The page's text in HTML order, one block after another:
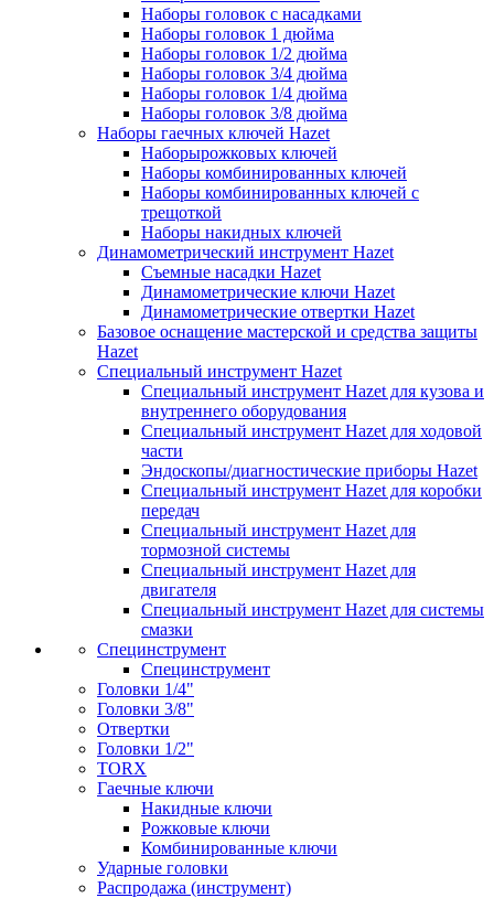
Наборы головок с насадками
Наборы головок 1 дюйма
Наборы головок 1/2 дюйма
Наборы головок 3/4 дюйма
Наборы головок 1/4 дюйма
Наборы головок 3/8 дюйма
Наборы гаечных ключей Hazet
Наборырожковых ключей
Наборы комбинированных ключей
Наборы комбинированных ключей с
трещоткой
Наборы накидных ключей
Динамометрический инструмент Hazet
Съемные насадки Hazet
Динамометрические ключи Hazet
Динамометрические отвертки Hazet
Базовое оснащение мастерской и средства защиты
Hazet
Специальный инструмент Hazet
Специальный инструмент Hazet для кузова и
внутреннего оборудования
Специальный инструмент Hazet для ходовой
части
Эндоскопы/диагностические приборы Hazet
Специальный инструмент Hazet для коробки
передач
Специальный инструмент Hazet для
тормозной системы
Специальный инструмент Hazet для
двигателя
Специальный инструмент Hazet для системы
смазки
Специнструмент
Специнструмент
Головки 1/4"
Головки 3/8"
Отвертки
Головки 1/2"
TORX
Гаечные ключи
Накидные ключи
Рожковые ключи
Комбинированные ключи
Ударные головки
Распродажа (инструмент)